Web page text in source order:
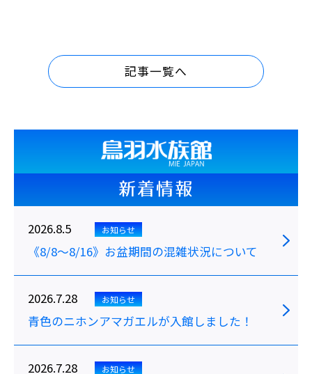
記事一覧へ
新着情報
2026.8.5 お知らせ
《8/8～8/16》お盆期間の混雑状況について
2026.7.28 お知らせ
青色のニホンアマガエルが入館しました！
2026.7.28 お知らせ